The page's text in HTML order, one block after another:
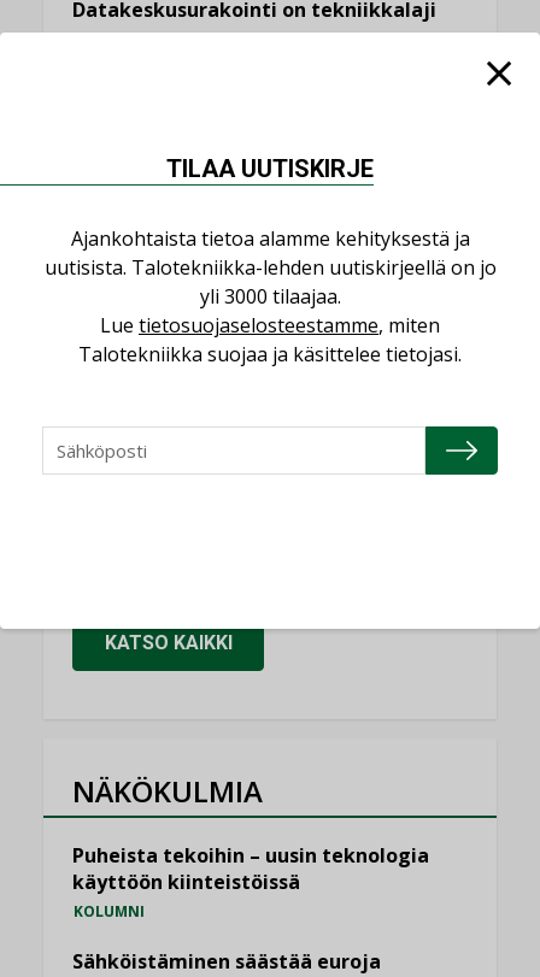
Datakeskusurakointi on tekniikkalaji
LEHDEN ARTIKKELIT
saman katon alle”
Sähköistyminen kasvaa voimakkaasti:
”Tulevat kilpailuedut syntyvät, kun
erilliset teknologiat tuodaan yhteen”
AJANKOHTAISTA,TILAAJILLE
,
KATSO KAIKKI
NÄKÖKULMIA
Puheista tekoihin – uusin teknologia
käyttöön kiinteistöissä
KOLUMNI
Sähköistäminen säästää euroja
TILAA UUTISKIRJE
Ajankohtaista tietoa alamme kehityksestä ja
uutisista. Talotekniikka-lehden uutiskirjeellä on jo
yli 3000 tilaajaa.
Lue tietosuojaselosteestamme, miten
Talotekniikka suojaa ja käsittelee tietojasi.